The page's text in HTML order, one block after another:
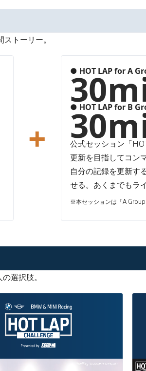
トーリー。
+
● HOT LAP for A
● HOT LAP for B
公式セッション「
更新を目指してコン
自分の記録を更新す
せる。あくまでもラ
※本セッションは「A Group
選択肢。